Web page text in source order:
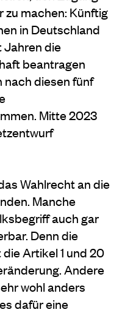
zu machen: Künftig
in Deutschland
Jahren die
beantragen
nach diesen fünf
Mitte 2023
Wahlrecht an die
Manche
auch gar
Denn die
Artikel 1 und 20
Andere
wohl anders
dafür eine